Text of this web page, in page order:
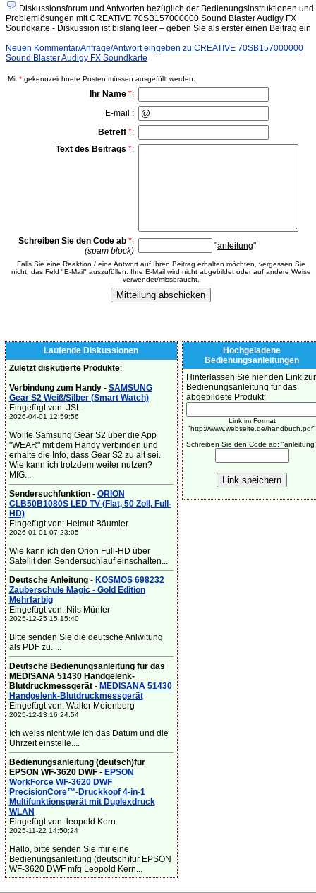
Diskussionsforum und Antworten bezüglich der Bedienungsinstruktionen und
Problemlösungen mit CREATIVE 70SB157000000 Sound Blaster Audigy FX
Soundkarte - Diskussion ist bislang leer – geben Sie als erster einen Beitrag ein
Neuen Kommentar/Anfrage/Antwort eingeben zu CREATIVE 70SB157000000
Sound Blaster Audigy FX Soundkarte
Mit * gekennzeichnete Posten müssen ausgefüllt werden.
Ihr Name *:
E-mail :
Betreff *:
Text des Beitrags *:
Schreiben Sie den Code ab *:
(spam block)
"anleitung"
Falls Sie eine Reaktion / eine Antwort auf Ihren Beitrag erhalten möchten, vergessen Sie
nicht, das Feld "E-Mail" auszufüllen. Ihre E-Mail wird nicht abgebildet oder auf andere Weise
verwendet/missbraucht.
Laufende Diskussionen
Zuletzt diskutierte Produkte:
Verbindung zum Handy- SAMSUNG
Gear S2 Weiß/Silber (Smart Watch)
Eingefügt von: JSL
2026-04-01 12:59:56
Wollte Samsung Gear S2 über die App
"WEAR" mit dem Handy verbinden und
erhalte die Info, dass Gear S2 zu alt sei.
Wie kann ich trotzdem weiter nutzen?
MfG...
Sendersuchfunktion- ORION
CLB50B1080S LED TV (Flat, 50 Zoll, Full-
HD)
Eingefügt von: Helmut Bäumler
2026-01-01 07:23:05
Wie kann ich den Orion Full-HD über
Satellit den Sendersuchlauf einschalten...
Deutsche Anleitung- KOSMOS 698232
Zauberschule Magic - Gold Edition
Mehrfarbig
Eingefügt von: Nils Münter
2025-12-25 15:15:40
Bitte senden Sie die deutsche Anlwitung
als PDF zu. ...
Deutsche Bedienungsanleitung für das
MEDISANA 51430 Handgelenk-
Blutdruckmessgerät- MEDISANA 51430
Handgelenk-Blutdruckmessgerät
Eingefügt von: Walter Meienberg
2025-12-13 16:24:54
Ich weiss nicht wie ich das Datum und die
Uhrzeit einstelle....
Bedienungsanleitung (deutsch)für
EPSON WF-3620 DWF- EPSON
WorkForce WF-3620 DWF
PrecisionCore™-Druckkopf 4-in-1
Multifunktionsgerät mit Duplexdruck
WLAN
Eingefügt von: leopold Kern
2025-11-22 14:50:24
Hallo, bitte senden Sie mir eine
Bedienungsanleitung (deutsch)für EPSON
WF-3620 DWF mfg Leopold Kern...
Hochgeladene
Bedienungsanleitungen
Hinterlassen Sie hier den Link zur
Bedienungsanleitung für das
abgebildete Produkt:
Link im Format
"http://www.webseite.de/handbuch.pdf"
Schreiben Sie den Code ab: